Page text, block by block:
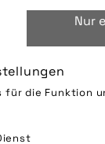
Nur
für die Funktion